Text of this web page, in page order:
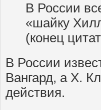
В России
«шайку
(конец
В России
Вангард, а Х.
действия.